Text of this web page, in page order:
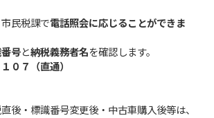
民税課で電話照会に応じることができま
号と納税義務者名を確認します。
０７（直通）
後・標識番号変更後・中古車購入後等は、